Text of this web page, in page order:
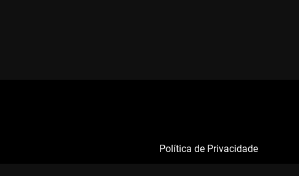
Política de Privacidade